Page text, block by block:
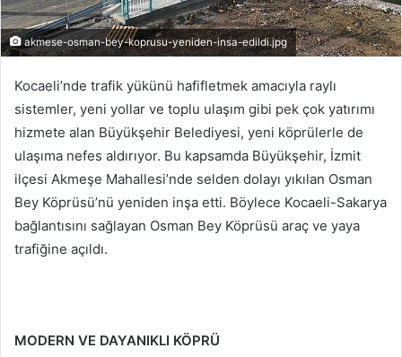
akmese-osman-bey-koprusu-yeniden-insa-edildi.jpg
Kocaeli’nde trafik yükünü hafifletmek amacıyla raylı
sistemler, yeni yollar ve toplu ulaşım gibi pek çok yatırımı
hizmete alan Büyükşehir Belediyesi, yeni köprülerle de
ulaşıma nefes aldırıyor. Bu kapsamda Büyükşehir, İzmit
ilçesi Akmeşe Mahallesi’nde selden dolayı yıkılan Osman
Bey Köprüsü’nü yeniden inşa etti. Böylece Kocaeli-Sakarya
bağlantısını sağlayan Osman Bey Köprüsü araç ve yaya
trafiğine açıldı.
MODERN VE DAYANIKLI KÖPRÜ